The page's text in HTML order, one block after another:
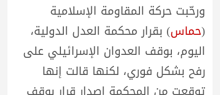
ورحّبت حركة المقاومة الإسلامية
(حماس) بقرار محكمة العدل الدولية،
اليوم، بوقف العدوان الإسرائيلي على
رفح بشكل فوري، لكنها قالت إنها